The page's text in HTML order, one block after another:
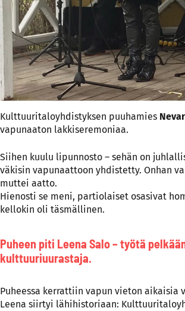
Kulttuuritaloyhdistyksen puuhamies
vapunaaton lakkiseremoniaa.
Siihen kuulu lipunnosto – sehän on
väkisin vapunaattoon yhdistetty. Onhan
muttei aatto.
Hienosti se meni, partiolaiset osasivat
kellokin oli täsmällinen.
Puheen piti Leena Salo – työtä
kulttuuriuurastaja.
Puheessa kerrattiin vapun vieton aikaisia
Leena siirtyi lähihistoriaan: